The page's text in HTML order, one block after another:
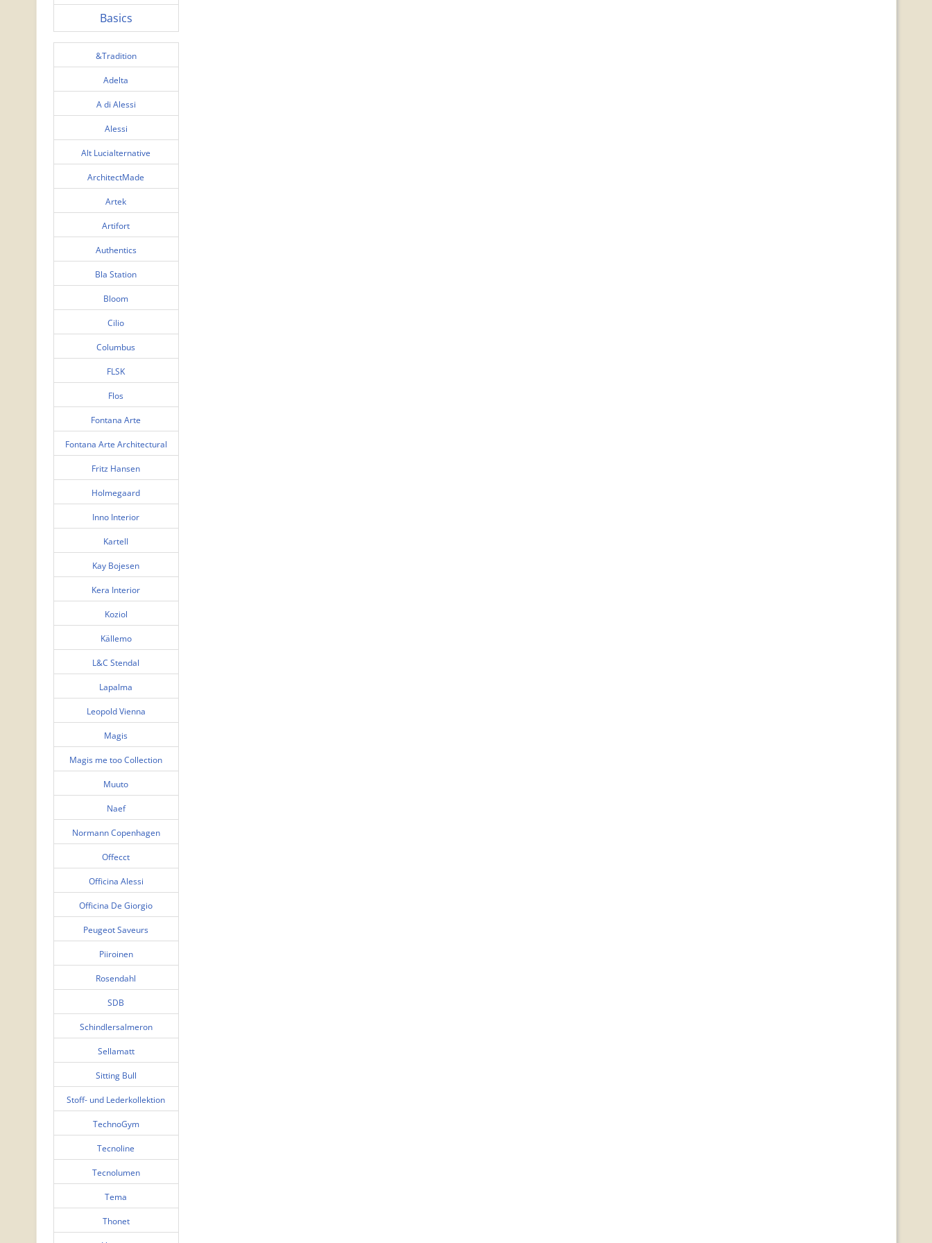
Basics
&Tradition
Adelta
A di Alessi
Alessi
Alt Lucialternative
ArchitectMade
Artek
Artifort
Authentics
Bla Station
Bloom
Cilio
Columbus
FLSK
Flos
Fontana Arte
Fontana Arte Architectural
Fritz Hansen
Holmegaard
Inno Interior
Kartell
Kay Bojesen
Kera Interior
Koziol
Källemo
L&C Stendal
Lapalma
Leopold Vienna
Magis
Magis me too Collection
Muuto
Naef
Normann Copenhagen
Offecct
Officina Alessi
Officina De Giorgio
Peugeot Saveurs
Piiroinen
Rosendahl
SDB
Schindlersalmeron
Sellamatt
Sitting Bull
Stoff- und Lederkollektion
TechnoGym
Tecnoline
Tecnolumen
Tema
Thonet